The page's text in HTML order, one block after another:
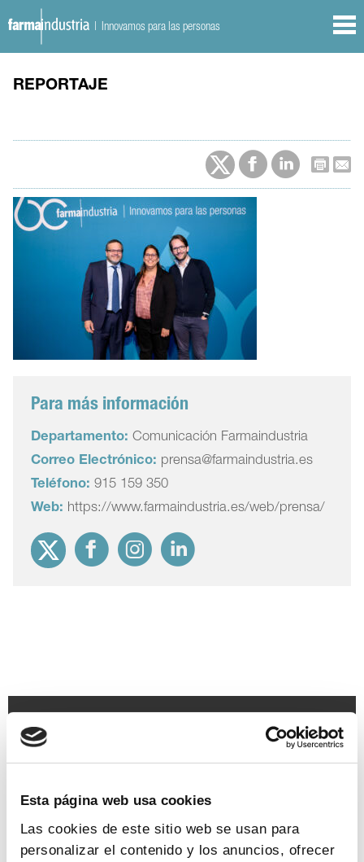
Esta página web usa cookies
Las cookies de este sitio web se usan para
personalizar el contenido y los anuncios, ofrecer
| Innovamos para las personas
REPORTAJE
Para más información
Departamento: Comunicación Farmaindustria
Correo Electrónico: prensa@farmaindustria.es
Teléfono: 915 159 350
Web: https://www.farmaindustria.es/web/prensa/
TEMAS
Acceso Coronavirus Ensayos clínicos Farmaindustria
Legislación MedicamentosPacientes